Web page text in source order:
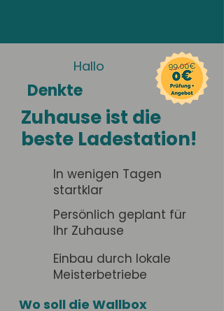
Hallo
Denkte
Zuhause ist die
beste Ladestation!
In wenigen Tagen
startklar
Persönlich geplant für
Ihr Zuhause
Einbau durch lokale
Meisterbetriebe
Wo soll die Wallbox